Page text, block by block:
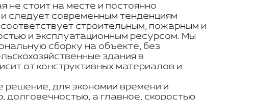
не стоит на месте и постоянно
следует современным тенденциям
строительным, пожарным и
и эксплуатационным ресурсом. Мы
сборку на объекте, без
здания в
от конструктивных материалов и
решение, для экономии времени и
а главное, скоростью